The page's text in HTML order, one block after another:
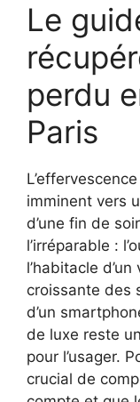
Le
perdu
Paris
imminent vers
d’une fin de
l’irréparable :
l’habitacle
croissante des
d’un
de luxe reste
pour l’usager.
crucial de